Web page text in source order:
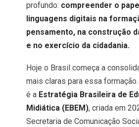
profundo: compreender o
linguagens digitais na
pensamento, na construção
e no exercício da cidadania.
Hoje o Brasil começa a
mais claras para essa
é a Estratégia Brasileira de
Midiática (EBEM), criada em
Secretaria de Comunicação